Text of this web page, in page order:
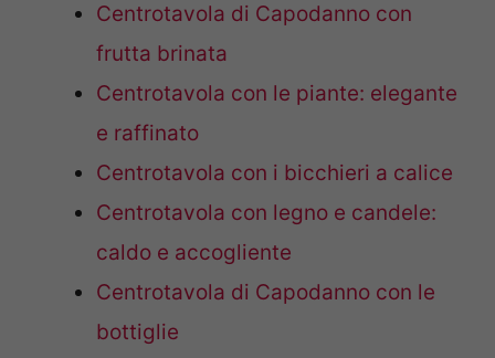
Centrotavola di Capodanno con
frutta brinata
Centrotavola con le piante: elegante
e raffinato
Centrotavola con i bicchieri a calice
Centrotavola con legno e candele:
caldo e accogliente
Centrotavola di Capodanno con le
bottiglie